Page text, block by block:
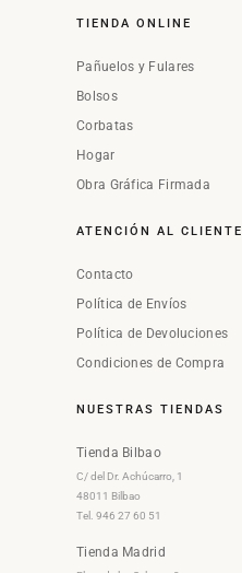
TIENDA ONLINE
Pañuelos y Fulares
Bolsos
Corbatas
Hogar
Obra Gráfica Firmada
ATENCIÓN AL CLIENTE
Contacto
Política de Envíos
Política de Devoluciones
Condiciones de Compra
NUESTRAS TIENDAS
Tienda Bilbao
C/ del Dr. Achúcarro, 1
48011 Bilbao
Tel. 946 27 60 51
Tienda Madrid